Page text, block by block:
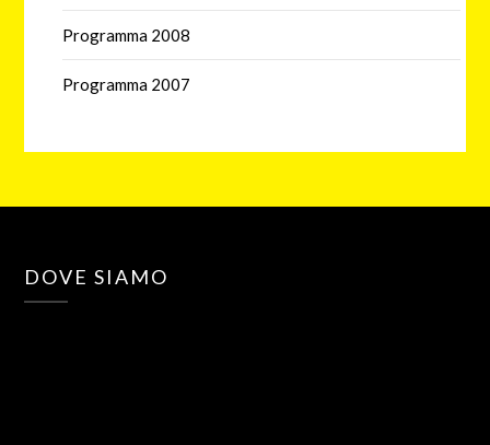
Programma 2008
Programma 2007
DOVE SIAMO